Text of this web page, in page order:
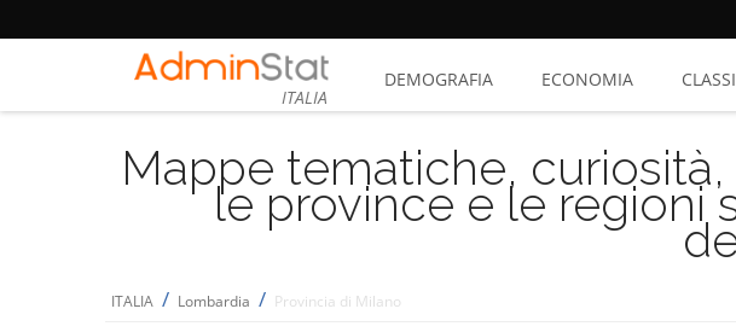
ITALIA
DEMOGRAFIA ECONOMIA
Mappe tematiche,
le province e le regioni
ITALIA / Lombardia / Provincia di Milano